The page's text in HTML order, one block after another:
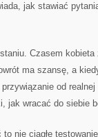
jak stawiać
Czasem
ma szansę, a
od
jak wracać do siebie
nie ciągłe